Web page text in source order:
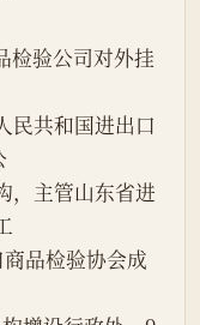
民共和国进出口
，主管山东省进
品检验协会成